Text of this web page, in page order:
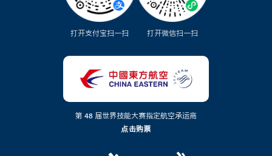
打开支付宝扫一扫 打开微信扫一扫
第 48 届世界技能大赛指定航空承运商
点击购票